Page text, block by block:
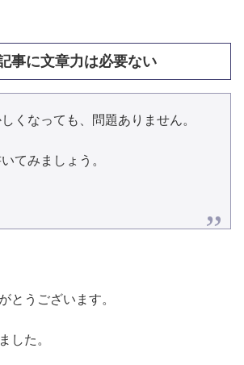
事に文章力は必要ない
くなっても、問題ありません。
てみましょう。
とうございます。
した。